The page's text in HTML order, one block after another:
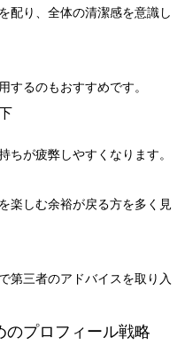
配り、全体の清潔感を意識し
するのもおすすめです。
ちが疲弊しやすくなります。
楽しむ余裕が戻る方を多く見
第三者のアドバイスを取り入
のプロフィール戦略